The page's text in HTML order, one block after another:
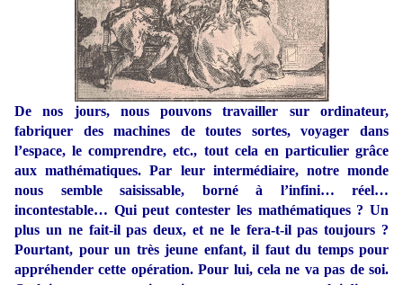
De nos jours, nous pouvons travailler sur ordinateur,
fabriquer des machines de toutes sortes, voyager dans
l’espace, le comprendre, etc., tout cela en particulier grâce
aux mathématiques. Par leur intermédiaire, notre monde
nous semble saisissable, borné à l’infini… réel…
incontestable… Qui peut contester les mathématiques ? Un
plus un ne fait-il pas deux, et ne le fera-t-il pas toujours ?
Pourtant, pour un très jeune enfant, il faut du temps pour
appréhender cette opération. Pour lui, cela ne va pas de soi.